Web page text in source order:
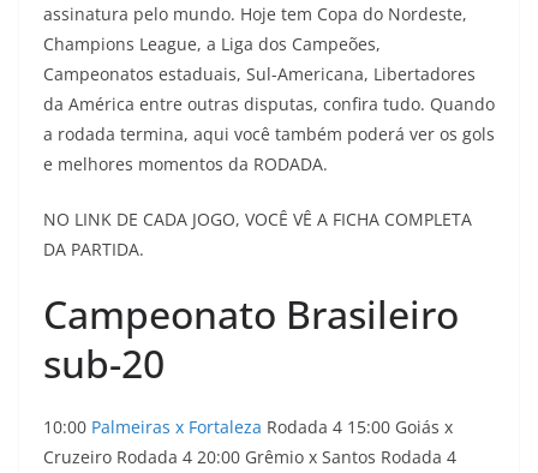
assinatura pelo mundo. Hoje tem Copa do Nordeste,
Champions League, a Liga dos Campeões,
Campeonatos estaduais, Sul-Americana, Libertadores
da América entre outras disputas, confira tudo. Quando
a rodada termina, aqui você também poderá ver os gols
e melhores momentos da RODADA.
NO LINK DE CADA JOGO, VOCÊ VÊ A FICHA COMPLETA
DA PARTIDA.
Campeonato Brasileiro
sub-20
10:00 Palmeiras x Fortaleza Rodada 4 15:00 Goiás x
Cruzeiro Rodada 4 20:00 Grêmio x Santos Rodada 4